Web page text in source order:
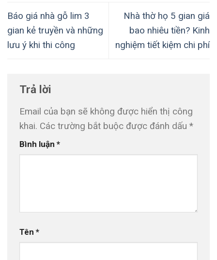
Báo giá nhà gỗ lim 3
gian kẻ truyền và những
lưu ý khi thi công
Nhà thờ họ 5 gian giá
bao nhiêu tiền? Kinh
nghiệm tiết kiệm chi phí
Trả lời
Email của bạn sẽ không được hiển thị công
khai. Các trường bắt buộc được đánh dấu *
Bình luận *
Tên *